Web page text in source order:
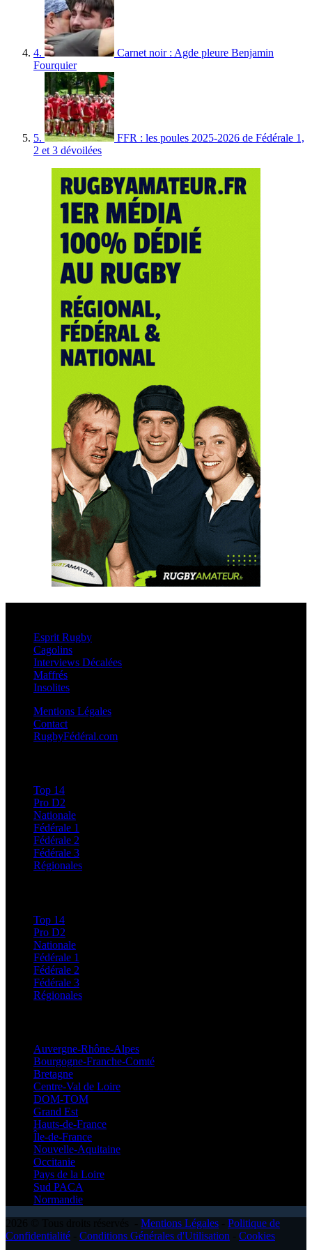
4.
Carnet noir : Agde pleure Benjamin
Fourquier
5.
FFR : les poules 2025-2026 de Fédérale 1,
2 et 3 dévoilées
Esprit Rugby
Cagolins
Interviews Décalées
Maffrés
Insolites
Mentions Légales
Contact
RugbyFédéral.com
Top 14
Pro D2
Nationale
Fédérale 1
Fédérale 2
Fédérale 3
Régionales
Top 14
Pro D2
Nationale
Fédérale 1
Fédérale 2
Fédérale 3
Régionales
Auvergne-Rhône-Alpes
Bourgogne-Franche-Comté
Bretagne
Centre-Val de Loire
DOM-TOM
Grand Est
Hauts-de-France
Île-de-France
Nouvelle-Aquitaine
Occitanie
Pays de la Loire
Sud PACA
Normandie
Mentions Légales
Politique de
Confidentialité
Conditions Générales d'Utilisation
Cookies